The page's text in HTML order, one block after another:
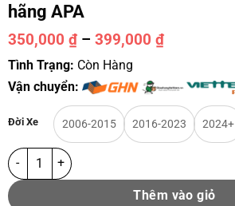
hãng APA
350,000 ₫ – 399,000 ₫
Tình Trạng: Còn Hàng
Vận chuyển:
Đời Xe 2006-2015 2016-2023 2024+
Thêm vào giỏ